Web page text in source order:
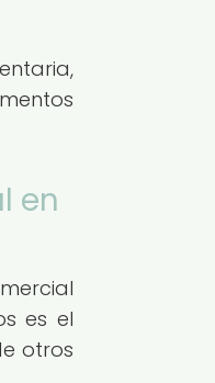
en
es el
otros